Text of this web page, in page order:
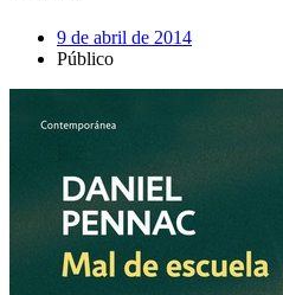
9 de abril de 2014
Público